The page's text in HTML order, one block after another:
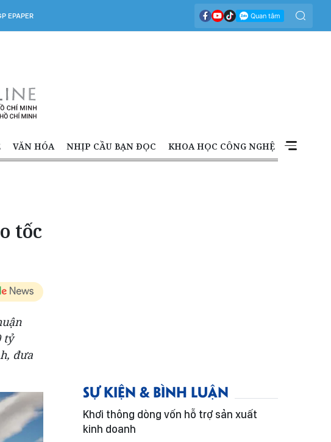
EPAPER
VĂN HÓA NHỊP CẦU BẠN ĐỌC KHOA HỌC CÔNG NGHỆ
tốc
tỷ
đưa
SỰ KIỆN & BÌNH LUẬN
Khơi thông dòng vốn hỗ trợ sản xuất
kinh doanh